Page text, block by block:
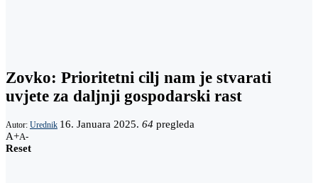
Zovko: Prioritetni cilj nam je stvarati
uvjete za daljnji gospodarski rast
Autor: Urednik 16. Januara 2025. 64 pregleda
A+A-
Reset